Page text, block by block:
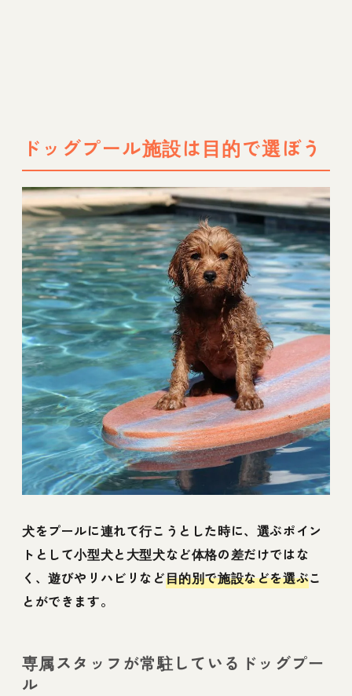
ドッグプール施設は目的で選ぼう
犬をプールに連れて行こうとした時に、選ぶポイン
トとして小型犬と大型犬など体格の差だけではな
く、遊びやリハビリなど目的別で施設などを選ぶこ
とができます。
専属スタッフが常駐しているドッグプー
ル